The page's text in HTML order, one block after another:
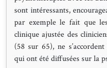
sont intéressants,
par exemple le fait que
clinique ajustée des
(58 sur 65), ne
qui ont été diffusées sur la